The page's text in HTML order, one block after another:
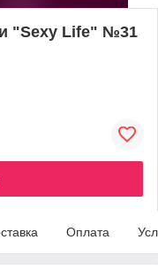
"Sexy Life" №31
Оплата